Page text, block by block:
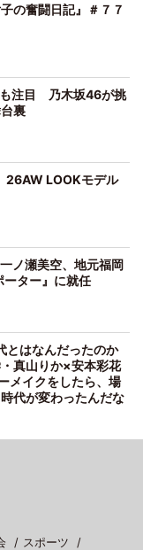
の奮闘日記』＃７７
も注目 乃木坂46が挑
裏
26AW LOOKモデル
ノ瀬美空、地元福岡
ーター』に就任
とはなんだったのか
真山りか×安本彩花
メイクをしたら、場
代が変わったんだな
スポーツ